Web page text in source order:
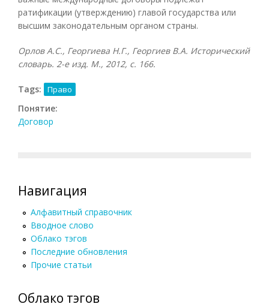
ратификации (утверждению) главой государства или
высшим законодательным органом страны.
Орлов А.С., Георгиева Н.Г., Георгиев В.А. Исторический
словарь. 2-е изд. М., 2012, с. 166.
Tags: Право
Понятие:
Договор
Навигация
Алфавитный справочник
Вводное слово
Облако тэгов
Последние обновления
Прочие статьи
Облако тэгов